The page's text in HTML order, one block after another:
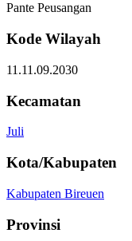
Pante Peusangan
Kode Wilayah
11.11.09.2030
Kecamatan
Juli
Kota/Kabupaten
Kabupaten Bireuen
Provinsi